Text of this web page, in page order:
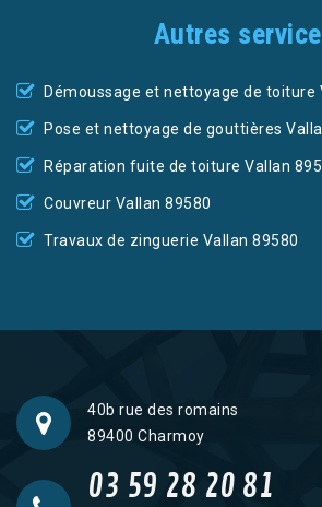
Autres
Démoussage et nettoyage de toiture
Pose et nettoyage de gouttières
Réparation fuite de toiture Vallan
Couvreur Vallan 89580
Travaux de zinguerie Vallan 89580
40b rue des romains
89400 Charmoy
03 59 28 20 81